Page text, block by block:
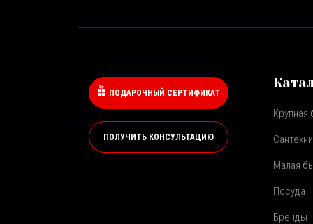
ПОДАРОЧНЫЙ СЕРТИФИКАТ
ПОЛУЧИТЬ КОНСУЛЬТАЦИЮ
Крупная
Малая
Посуда
Бренды